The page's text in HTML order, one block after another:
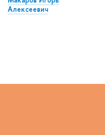
Алексеевич